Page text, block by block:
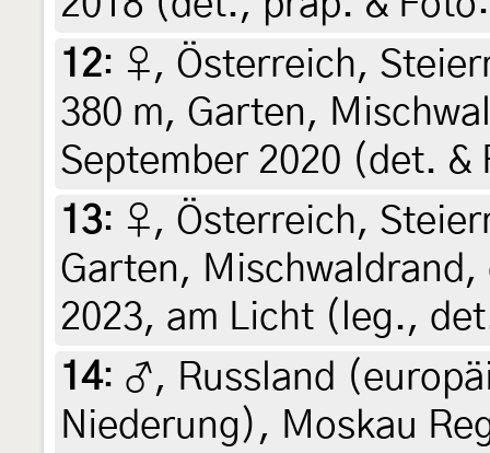
12: ♀, Österreich,
380 m, Garten,
September 2020 (det.
13: ♀, Österreich,
Garten, Mischwaldrand,
2023, am Licht (leg.,
14: ♂, Russland
Niederung), Moskau